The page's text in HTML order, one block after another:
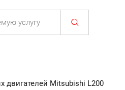
двигателей Mitsubishi L200